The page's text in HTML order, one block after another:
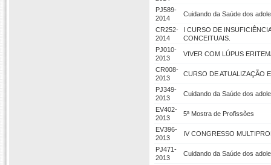
PJ589-
2014
Cuidando da Saúde dos
CR252-
2014
I CURSO DE
CONCEITUAIS.
PJ010-
2013
VIVER COM LÚPUS
CR008-
2013
CURSO DE ATUALIZAÇÃO
PJ349-
2013
Cuidando da Saúde dos
EV402-
2013
5ª Mostra de Profissões
EV396-
2013
IV CONGRESSO
PJ471-
2013
Cuidando da Saúde dos